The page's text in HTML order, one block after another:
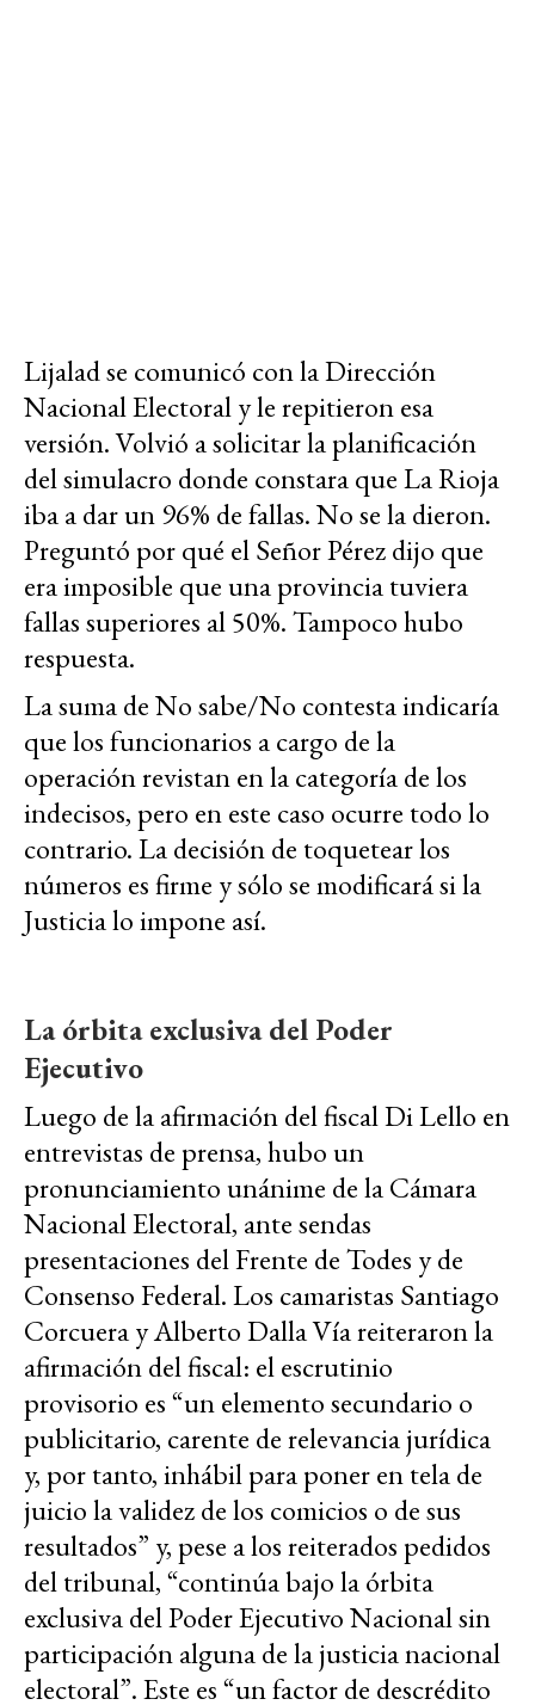
Lijalad se comunicó con la Dirección
Nacional Electoral y le repitieron esa
versión. Volvió a solicitar la planificación
del simulacro donde constara que La Rioja
iba a dar un 96% de fallas. No se la dieron.
Preguntó por qué el Señor Pérez dijo que
era imposible que una provincia tuviera
fallas superiores al 50%. Tampoco hubo
respuesta.
La suma de No sabe/No contesta indicaría
que los funcionarios a cargo de la
operación revistan en la categoría de los
indecisos, pero en este caso ocurre todo lo
contrario. La decisión de toquetear los
números es firme y sólo se modificará si la
Justicia lo impone así.
La órbita exclusiva del Poder
Ejecutivo
Luego de la afirmación del fiscal Di Lello en
entrevistas de prensa, hubo un
pronunciamiento unánime de la Cámara
Nacional Electoral, ante sendas
presentaciones del Frente de Todes y de
Consenso Federal. Los camaristas Santiago
Corcuera y Alberto Dalla Vía reiteraron la
afirmación del fiscal: el escrutinio
provisorio es “un elemento secundario o
publicitario, carente de relevancia jurídica
y, por tanto, inhábil para poner en tela de
juicio la validez de los comicios o de sus
resultados” y, pese a los reiterados pedidos
del tribunal, “continúa bajo la órbita
exclusiva del Poder Ejecutivo Nacional sin
participación alguna de la justicia nacional
electoral”. Este es “un factor de descrédito